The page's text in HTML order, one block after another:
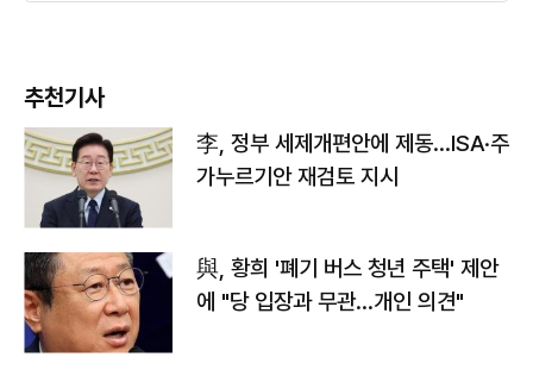
추천기사
李, 정부 세제개편안에 제동…ISA·주
가누르기안 재검토 지시
與, 황희 '폐기 버스 청년 주택' 제안
에 "당 입장과 무관…개인 의견"